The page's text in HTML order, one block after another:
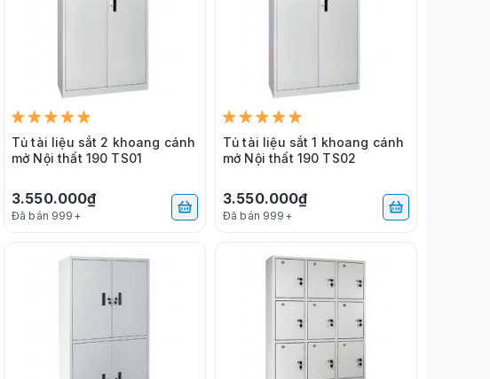
Tủ tài liệu sắt 2 khoang cánh
mở Nội thất 190 TS01
3.550.000₫
Đã bán 999+
Tủ tài liệu sắt 1 khoang cánh
mở Nội thất 190 TS02
3.550.000₫
Đã bán 999+